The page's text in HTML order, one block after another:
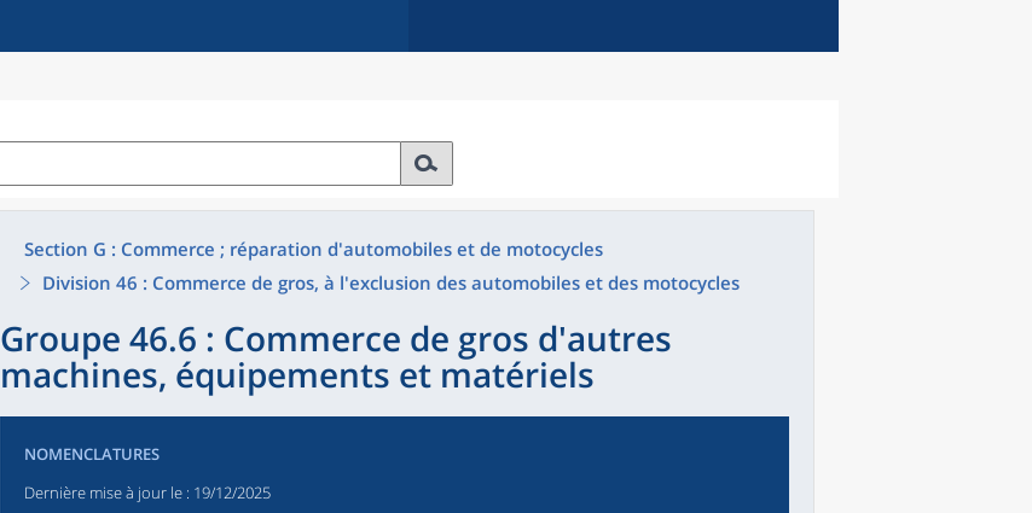
Section G : Commerce ; réparation d'automobiles et de motocycles
Division 46 : Commerce de gros, à l'exclusion des automobiles et des motocycles
Groupe 46.6 : Commerce de gros d'autres
machines, équipements et matériels
NOMENCLATURES
Dernière mise à jour le : 19/12/2025